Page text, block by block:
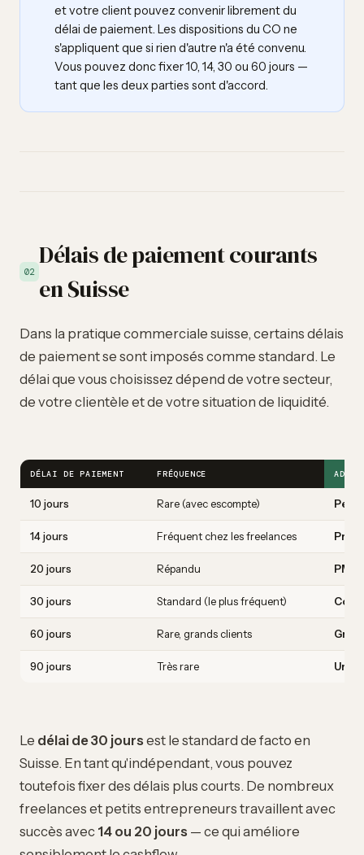
et votre client pouvez convenir librement du
délai de paiement. Les dispositions du CO ne
s'appliquent que si rien d'autre n'a été convenu.
Vous pouvez donc fixer 10, 14, 30 ou 60 jours —
tant que les deux parties sont d'accord.
02
Délais de paiement courants
en Suisse
Dans la pratique commerciale suisse, certains délais
de paiement se sont imposés comme standard. Le
délai que vous choisissez dépend de votre secteur,
de votre clientèle et de votre situation de liquidité.
DÉLAI DE PAIEMENT FRÉQUENCE
10 jours Rare (avec escompte)
14 jours Fréquent chez les freelances
20 jours Répandu
30 jours Standard (le plus fréquent)
60 jours Rare, grands clients
90 jours Très rare
Le délai de 30 jours est le standard de facto en
Suisse. En tant qu'indépendant, vous pouvez
toutefois fixer des délais plus courts. De nombreux
freelances et petits entrepreneurs travaillent avec
succès avec 14 ou 20 jours — ce qui améliore